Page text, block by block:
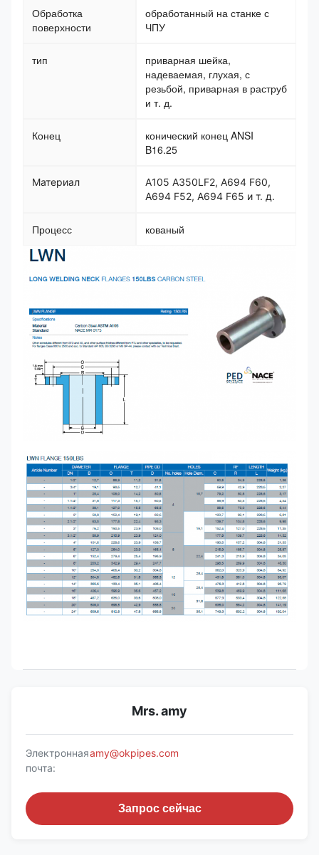
Обработка
поверхности
обработанный на станке с
ЧПУ
тип
приварная шейка,
надеваемая, глухая, с
резьбой, приварная в раструб
и т. д.
Конец
конический конец ANSI
B16.25
Материал
A105 A350LF2, A694 F60,
A694 F52, A694 F65 и т. д.
Процесс кованый
Mrs. amy
Электронная
почта:
amy@okpipes.com
Запрос сейчас